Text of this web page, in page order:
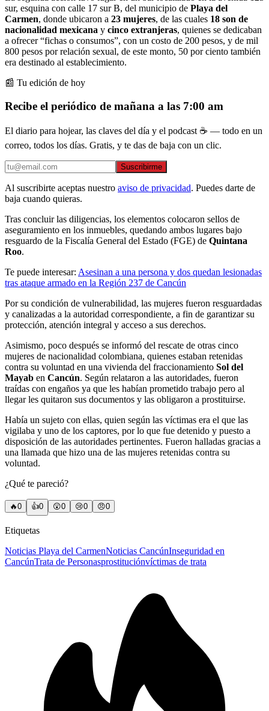
sur, esquina con calle 17 sur B, del municipio de Playa del
Carmen, donde ubicaron a 23 mujeres, de las cuales 18 son de
nacionalidad mexicana y cinco extranjeras, quienes se dedicaban
a ofrecer “fichas o consumos”, con un costo de 200 pesos, y de mil
800 pesos por relación sexual, de este monto, 50 por ciento también
era destinado al establecimiento.
📰 Tu edición de hoy
Recibe el periódico de mañana a las 7:00 am
El diario para hojear, las claves del día y el podcast ☕ — todo en un
correo, todos los días. Gratis, y te das de baja con un clic.
Suscribirme
Al suscribirte aceptas nuestro aviso de privacidad. Puedes darte de
baja cuando quieras.
Tras concluir las diligencias, los elementos colocaron sellos de
aseguramiento en los inmuebles, quedando ambos lugares bajo
resguardo de la Fiscalía General del Estado (FGE) de Quintana
Roo.
Te puede interesar: Asesinan a una persona y dos quedan lesionadas
tras ataque armado en la Región 237 de Cancún
Por su condición de vulnerabilidad, las mujeres fueron resguardadas
y canalizadas a la autoridad correspondiente, a fin de garantizar su
protección, atención integral y acceso a sus derechos.
Asimismo, poco después se informó del rescate de otras cinco
mujeres de nacionalidad colombiana, quienes estaban retenidas
contra su voluntad en una vivienda del fraccionamiento Sol del
Mayab en Cancún. Según relataron a las autoridades, fueron
traídas con engaños ya que les habían prometido trabajo pero al
llegar les quitaron sus documentos y las obligaron a prostituirse.
Había un sujeto con ellas, quien según las víctimas era el que las
vigilaba y uno de los captores, por lo que fue detenido y puesto a
disposición de las autoridades pertinentes. Fueron halladas gracias a
una llamada que hizo una de las mujeres retenidas contra su
voluntad.
¿Qué te pareció?
🔥0 👍0 😲0 😢0 😠0
Etiquetas
Noticias Playa del CarmenNoticias CancúnInseguridad en
CancúnTrata de Personasprostituciónvíctimas de trata